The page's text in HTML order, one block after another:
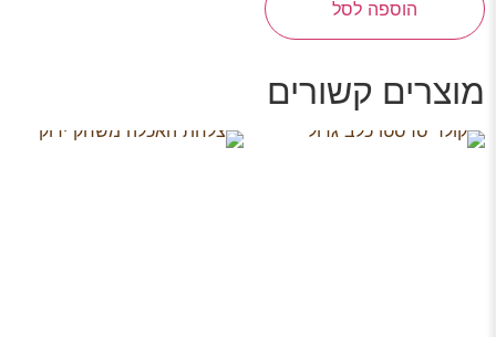
הוספה לסל
מוצרים קשורים